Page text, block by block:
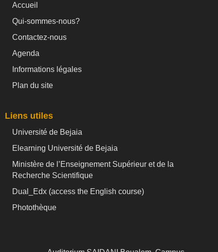
Accueil
Qui-sommes-nous?
Contactez-nous
Agenda
Informations légales
Plan du site
Liens utiles
Université de Bejaia
Elearning Université de Bejaia
Ministère de l’Enseignement Supérieur et de la
Recherche Scientifique
Dual_Edx (access the English course)
Photothèque